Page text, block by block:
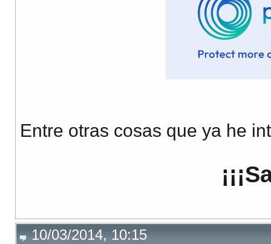
Entre otras cosas que ya he
10/03/2014, 10:15